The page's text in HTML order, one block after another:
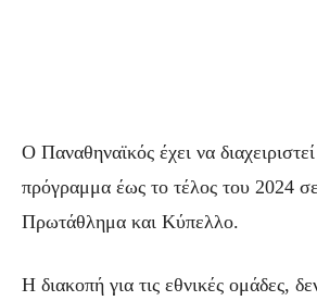
Ο Παναθηναϊκός έχει να
πρόγραμμα έως το τέλος του 2024
Πρωτάθλημα και Κύπελλο.
Η διακοπή για τις εθνικές ομάδες,